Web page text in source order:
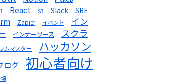
React S3 Slack SRE
Zapier イベント
イン
インナーソース
スクラ
ムマスター ハッカソン
ログ 初心者向け